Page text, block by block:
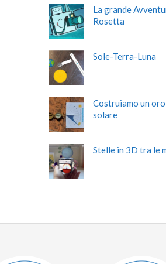
La grande
Rosetta
Sole-Terra-Luna
Costruiamo un
solare
Stelle in 3D tra le